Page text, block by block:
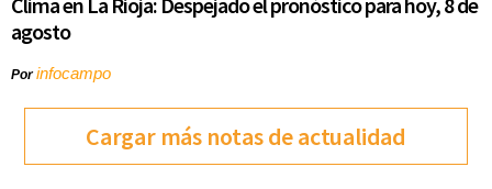
agosto
Porinfocampo
Cargar más notas de actualidad